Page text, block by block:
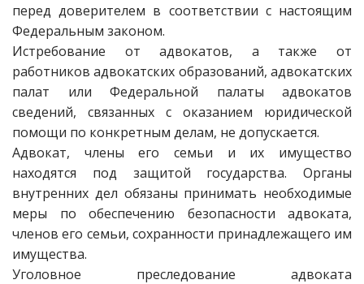
перед доверителем в соответствии с настоящим
Федеральным законом.
Истребование от адвокатов, а также от
работников адвокатских образований, адвокатских
палат или Федеральной палаты адвокатов
сведений, связанных с оказанием юридической
помощи по конкретным делам, не допускается.
Адвокат, члены его семьи и их имущество
находятся под защитой государства. Органы
внутренних дел обязаны принимать необходимые
меры по обеспечению безопасности адвоката,
членов его семьи, сохранности принадлежащего им
имущества.
Уголовное преследование адвоката